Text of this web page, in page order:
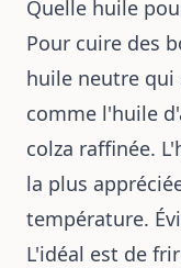
Quelle huile
Pour cuire des
huile neutre
comme l'huile
colza raffinée.
la plus
température.
L'idéal est de